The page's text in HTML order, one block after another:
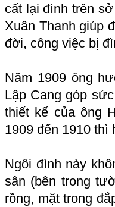
cất lại đình trên
Xuân Thanh giúp
đời, công việc bị
Năm 1909 ông
Lập Cang góp
thiết kế của ông
1909 đến 1910 thì
Ngôi đình này
sân (bên trong
rồng, mặt trong